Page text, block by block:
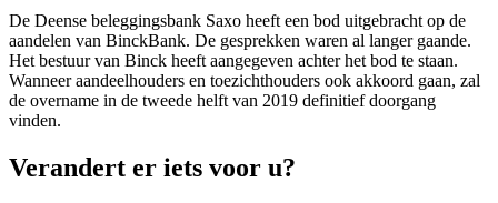
De Deense beleggingsbank Saxo heeft een bod uitgebracht op de
aandelen van BinckBank. De gesprekken waren al langer gaande.
Het bestuur van Binck heeft aangegeven achter het bod te staan.
Wanneer aandeelhouders en toezichthouders ook akkoord gaan, zal
de overname in de tweede helft van 2019 definitief doorgang
vinden.
Verandert er iets voor u?